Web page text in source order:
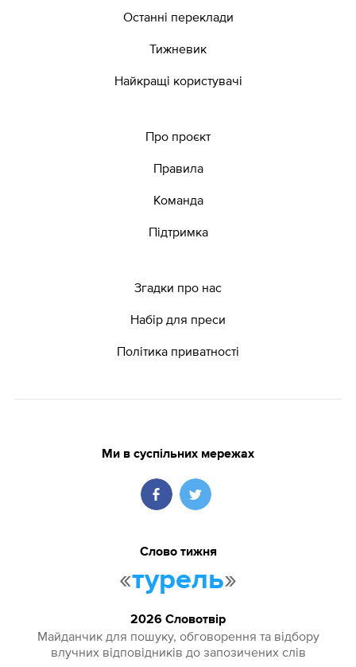
Останні переклади
Тижневик
Найкращі користувачі
Про проєкт
Правила
Команда
Підтримка
Згадки про нас
Набір для преси
Політика приватності
Ми в суспільних мережах
Слово тижня
«турель»
2026 Словотвір
Майданчик для пошуку, обговорення та відбору
влучних відповідників до запозичених слів